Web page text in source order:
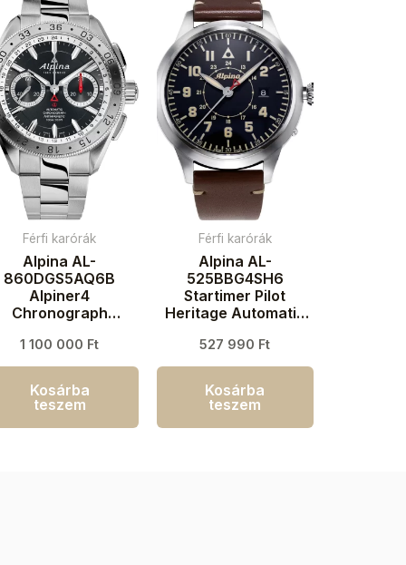
Férfi karórák
Alpina AL-
860DGS5AQ6B
Alpiner4
Chronograph
45mm 10ATM
1 100 000 Ft
Kosárba
teszem
Férfi karórák
Alpina AL-
525BBG4SH6
Startimer Pilot
Heritage Automatic
3ATM
527 990 Ft
Kosárba
teszem